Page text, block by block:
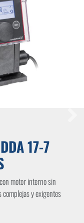
17-7
motor interno sin
complejas y exigentes